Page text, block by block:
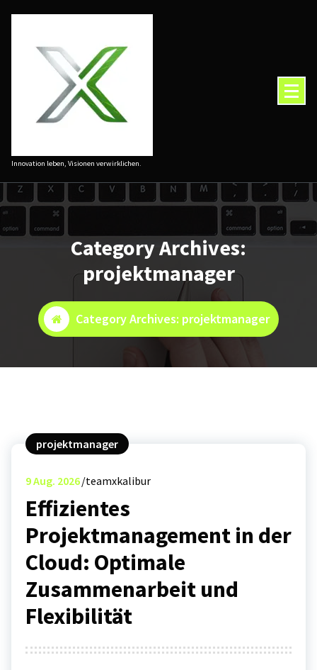
Innovation leben, Visionen verwirklichen.
Category Archives:
projektmanager
Category Archives: projektmanager
projektmanager
9Aug. 2026 teamxkalibur
Effizientes
Projektmanagement in der
Cloud: Optimale
Zusammenarbeit und
Flexibilität